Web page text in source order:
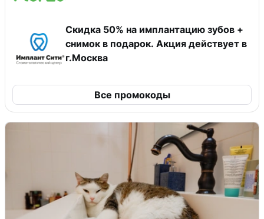
Скидка 50% на имплантацию зубов +
снимок в подарок. Акция действует в
г.Москва
Все промокоды